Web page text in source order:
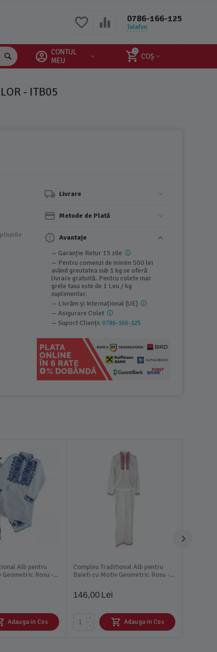
0786-166-125
Telefon
0
COȘ
CONTUL
MEU
- ITB05
Livrare
Metode de Plată
Avantaje
— Garanție Retur 15 zile
— Pentru comenzi de minim 500 lei
având greutatea sub 1 kg se oferă
livrare gratuită. Pentru colete mai
grele taxa este de 1 Leu / kg
suplimentar.
— Livrăm și Internațional (UE)
— Asigurare Colet
— Suport Clienți:0786-166-125
Alb pentru
Rosu -
Adauga in Cos
Compleu Traditional Alb pentru
Baieti cu Motiv Geometric Rosu -
146,00 Lei
+
−
Adauga in Cos